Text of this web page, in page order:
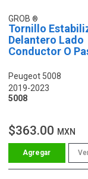
GROB
Tornillo
Delantero Lado
Conductor O
Peugeot 5008
2019-2023
5008
$363.00 MXN